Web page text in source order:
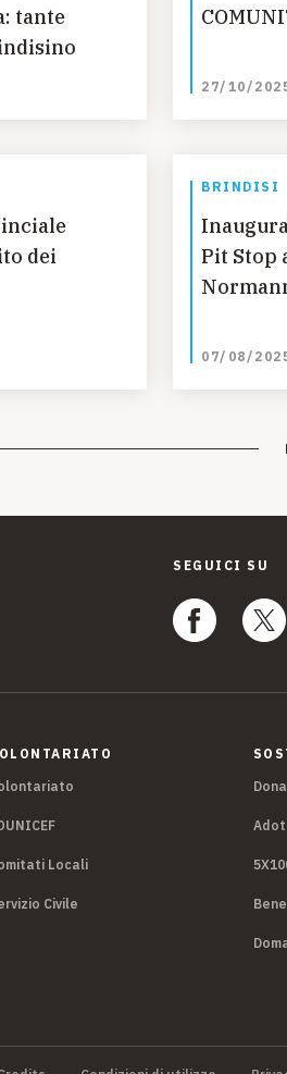
tante
27/10/
dei
BRINDISI
Pit Stop
07/08/
SEGUICI SU
Locali
Civile